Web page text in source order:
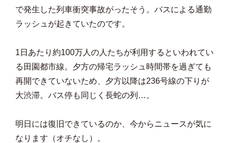
で発生した列車衝突事故がったそう。バスによる通勤
ラッシュが起きていたのです。
1日あたり約100万人の人たちが利用するといわれてい
る田園都市線。夕方の帰宅ラッシュ時間帯を過ぎても
再開できていないため、夕方以降は236号線の下りが
大渋滞。バス停も同じく長蛇の列…。
明日には復旧できているのか、今からニュースが気に
なります（オチなし）。